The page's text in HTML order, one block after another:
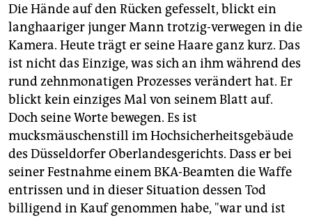
Die Hände auf den Rücken gefesselt, blickt ein
langhaariger junger Mann trotzig-verwegen in die
Kamera. Heute trägt er seine Haare ganz kurz. Das
ist nicht das Einzige, was sich an ihm während des
rund zehnmonatigen Prozesses verändert hat. Er
blickt kein einziges Mal von seinem Blatt auf.
Doch seine Worte bewegen. Es ist
mucksmäuschenstill im Hochsicherheitsgebäude
des Düsseldorfer Oberlandesgerichts. Dass er bei
seiner Festnahme einem BKA-Beamten die Waffe
entrissen und in dieser Situation dessen Tod
billigend in Kauf genommen habe, "war und ist